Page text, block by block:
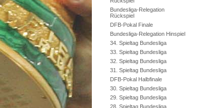
Bundesliga-Relegation
Rückspiel
DFB-Pokal Finale
Bundesliga-Relegation Hinspiel
34. Spieltag Bundesliga
33. Spieltag Bundesliga
32. Spieltag Bundesliga
31. Spieltag Bundesliga
DFB-Pokal Halbfinale
30. Spieltag Bundesliga
29. Spieltag Bundesliga
28. Spieltag Bundesliga